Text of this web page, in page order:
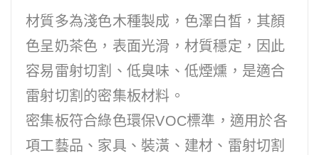
材質多為淺色木種製成，色澤白皙，其顏
色呈奶茶色，表面光滑，材質穩定，因此
容易雷射切割、低臭味、低煙燻，是適合
雷射切割的密集板材料。
密集板符合綠色環保VOC標準，適用於各
項工藝品、家具、裝潢、建材、雷射切割